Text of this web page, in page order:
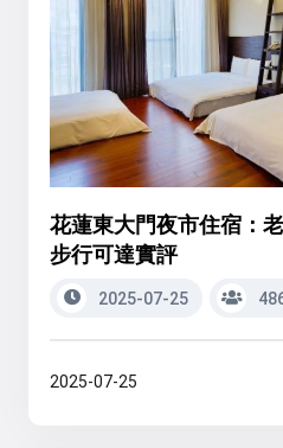
花蓮東大門夜市住宿：
步行可達實評
2025-07-25
2025-07-25